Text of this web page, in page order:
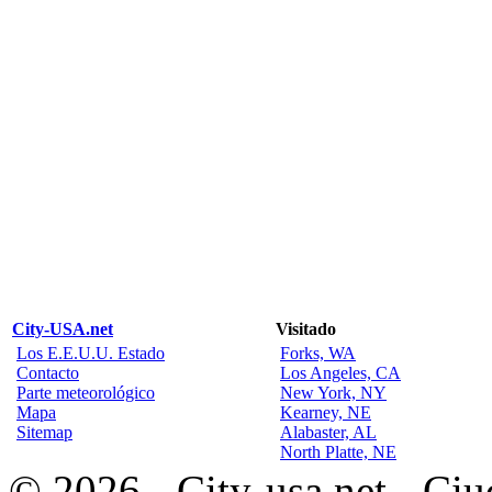
City-USA.net
Visitado
Los E.E.U.U. Estado
Contacto
Parte meteorológico
Mapa
Sitemap
Forks, WA
Los Angeles, CA
New York, NY
Kearney, NE
Alabaster, AL
North Platte, NE